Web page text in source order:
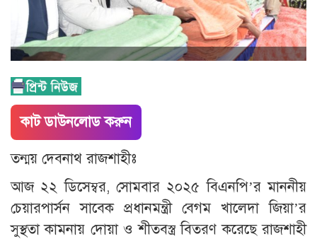
কাট ডাউনলোড করুন
তন্ময় দেবনাথ রাজশাহীঃ
আজ ২২ ডিসেম্বর, সোমবার ২০২৫ বিএনপি’র মাননীয়
চেয়ারপার্সন সাবেক প্রধানমন্ত্রী বেগম খালেদা জিয়া’র
সুস্থতা কামনায় দোয়া ও শীতবস্ত্র বিতরণ করেছে রাজশাহী